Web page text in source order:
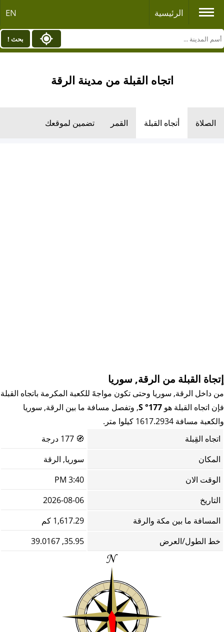
الرئيسية EN
بحث !
اتجاه القبلة من مدينة الرقة
الصلاة أتجاه القبلة القمر تضمين لموقعك
إتجاة القبلة من الرقة, سوريا
من داخل الرقة, سوريا وحتى تكون مواجهً للكعبة المكرمة باتجاه القبلة
فإن اتجاه القبلة هو 177° S
, وتفصل مسافة ما بين الرقة, سوريا
والكعبة مسافة 1617.2934 كيلوا متر.
اتجاه القِبلة
🧭
المكان
سوريا, الرقة
الوقت الان
3:40 PM
التاريخ
2026-08-06
المسافة ما بين مكة والرقة
1,617.29 كم
خط الطول/العرض
35.95, 39.0167